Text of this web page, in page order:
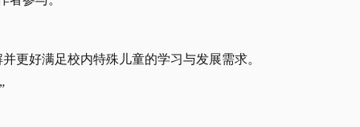
更好满足校内特殊儿童的学习与发展需求。